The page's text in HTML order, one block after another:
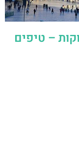
– טיפים